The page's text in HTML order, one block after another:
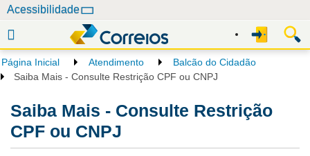
e
g
Acessibilidade
Página Inicial Atendimento
Balcão do Cidadão
Saiba Mais - Consulte Restrição CPF ou CNPJ
Saiba Mais - Consulte Restrição
CPF ou CNPJ